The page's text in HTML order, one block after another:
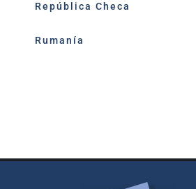
República Checa
Rumanía